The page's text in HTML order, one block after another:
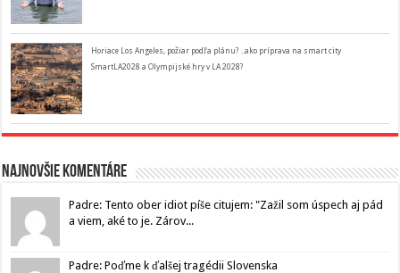
Horiace Los Angeles, požiar podľa plánu? ..ako príprava na smart city
SmartLA2028 a Olympijské hry v LA 2028?
Najnovšie komentáre
Padre: Tento ober idiot píše citujem: "Zažil som úspech aj pád
a viem, aké to je. Zárov...
Padre: Poďme k ďalšej tragédii Slovenska